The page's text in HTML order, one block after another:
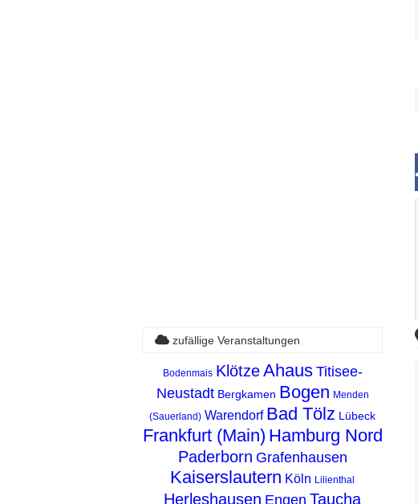
zufällige Veranstaltungen
Bodenmais Klötze Ahaus Titisee-
Neustadt Bergkamen Bogen Menden
(Sauerland) Warendorf Bad Tölz Lübeck
Frankfurt (Main) Hamburg Nord
Paderborn Grafenhausen
Kaiserslautern Köln Lilienthal
Herleshausen Engen Taucha